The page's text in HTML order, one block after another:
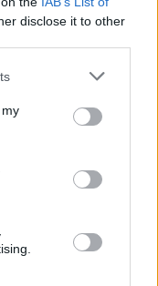
disclose it to other